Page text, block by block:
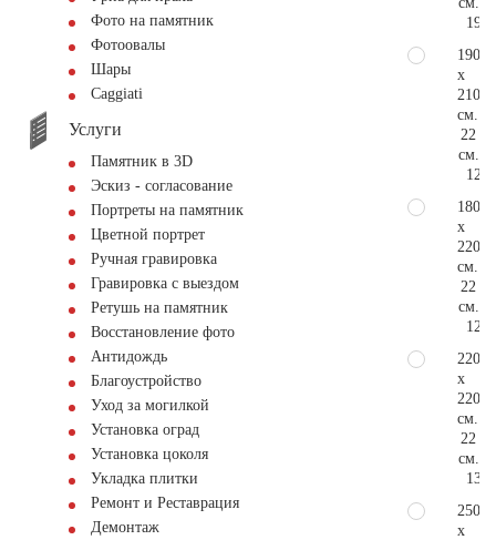
Фото на памятник
Фотоовалы
Шары
Сaggiati
Услуги
Памятник в 3D
Эскиз - согласование
Портреты на памятник
Цветной портрет
Ручная гравировка
Гравировка с выездом
Ретушь на памятник
Восстановление фото
Антидождь
Благоустройство
Уход за могилкой
Установка оград
Установка цоколя
Укладка плитки
Ремонт и Реставрация
Демонтаж
190
x
210
см.
22
см.
180
x
220
см.
22
см.
220
x
220
см.
22
см.
250
x